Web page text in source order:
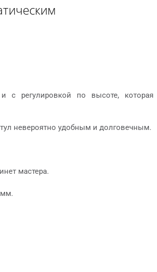
с регулировкой по высоте, которая
невероятно удобным и долговечным.
мастера.
мм.